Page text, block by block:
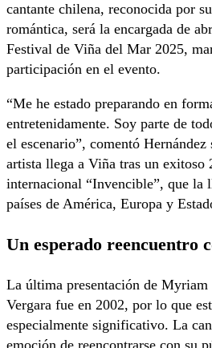
cantante chilena, reconocida por
romántica, será la encargada de
Festival de Viña del Mar 2025,
participación en el evento.
“Me he estado preparando en
entretenidamente. Soy parte de
el escenario”, comentó
artista llega a Viña tras un exitoso
internacional “Invencible”, que la
países de América, Europa y
Un esperado reencuentro
La última presentación de Myriam
Vergara fue en 2002, por lo que
especialmente significativo. La
emoción de reencontrarse con su